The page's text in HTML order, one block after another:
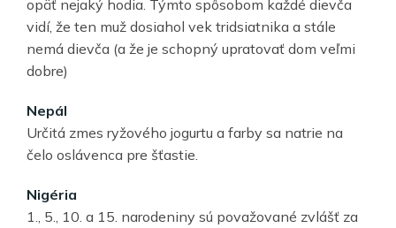
opäť nejaký hodia. Týmto spôsobom každé dievča
vidí, že ten muž dosiahol vek tridsiatnika a stále
nemá dievča (a že je schopný upratovať dom veľmi
dobre)
Nepál
Určitá zmes ryžového jogurtu a farby sa natrie na
čelo oslávenca pre šťastie.
Nigéria
1., 5., 10. a 15. narodeniny sú považované zvlášť za